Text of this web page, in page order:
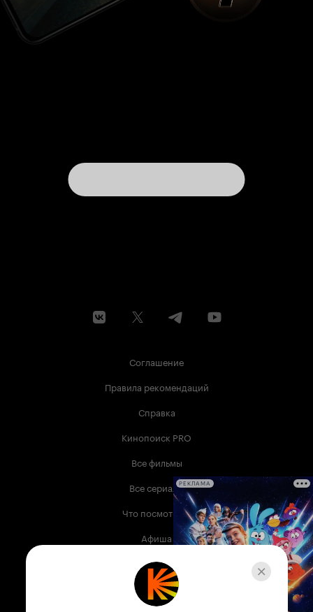
Соглашение
Правила рекомендаций
Справка
Кинопоиск PRO
Все фильмы
Все сериалы
Что посмотреть
Афиша
Музыка
Телепрограмма
РЕКЛАМА